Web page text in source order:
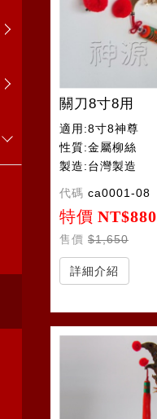
關刀8寸8用
適用:8寸8神尊
性質:金屬柳絲
製造:台灣製造
代碼 ca0001-08
特價 NT$880
售價 $1,650
詳細介紹